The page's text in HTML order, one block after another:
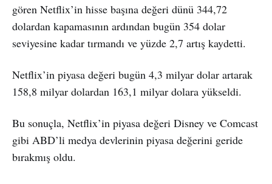
gören Netflix’in hisse başına değeri dünü 344,72
dolardan kapamasının ardından bugün 354 dolar
seviyesine kadar tırmandı ve yüzde 2,7 artış kaydetti.
Netflix’in piyasa değeri bugün 4,3 milyar dolar artarak
158,8 milyar dolardan 163,1 milyar dolara yükseldi.
Bu sonuçla, Netflix’in piyasa değeri Disney ve Comcast
gibi ABD’li medya devlerinin piyasa değerini geride
bırakmış oldu.